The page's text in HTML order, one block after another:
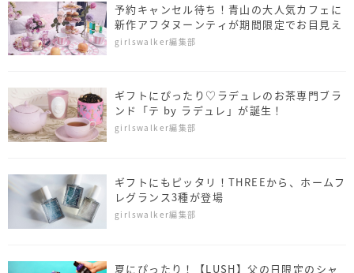
予約キャンセル待ち！青山の大人気カフェに
新作アフタヌーンティが期間限定でお目見え
girlswalker編集部
ギフトにぴったり♡ラデュレのお茶専門ブラ
ンド「テ by ラデュレ」が誕生！
girlswalker編集部
ギフトにもピッタリ！THREEから、ホームフ
レグランス3種が登場
girlswalker編集部
夏にぴったり！【LUSH】父の日限定のシャ